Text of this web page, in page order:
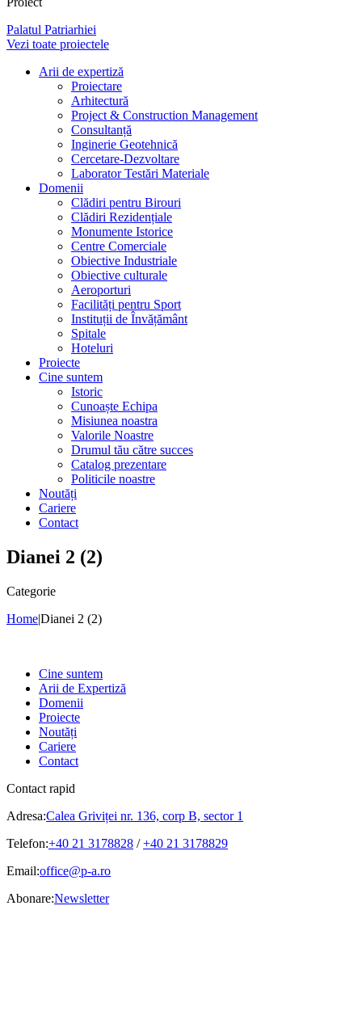
Palatul Patriarhiei
Vezi toate proiectele
Arii de expertiză
Proiectare
Arhitectură
Project & Construction Management
Consultanță
Inginerie Geotehnică
Cercetare-Dezvoltare
Laborator Testări Materiale
Domenii
Clădiri pentru Birouri
Clădiri Rezidențiale
Monumente Istorice
Centre Comerciale
Obiective Industriale
Obiective culturale
Aeroporturi
Facilități pentru Sport
Instituții de Învățământ
Spitale
Hoteluri
Proiecte
Cine suntem
Istoric
Cunoaște Echipa
Misiunea noastra
Valorile Noastre
Drumul tău către succes
Catalog prezentare
Politicile noastre
Noutăți
Cariere
Contact
Dianei 2 (2)
Categorie
Home|Dianei 2 (2)
Cine suntem
Arii de Expertiză
Domenii
Proiecte
Noutăți
Cariere
Contact
Contact rapid
Adresa:Calea Griviței nr. 136, corp B, sector 1
Telefon:+40 21 3178828 /+40 21 3178829
Email:office@p-a.ro
Abonare:Newsletter